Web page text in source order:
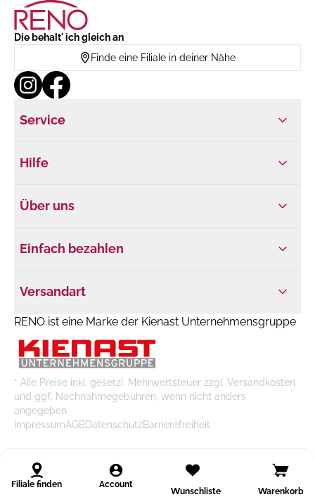
Filiale finden Account
Wunschliste Warenkorb
Die behalt' ich gleich an
Finde eine Filiale in deiner Nähe
Service
Hilfe
Über uns
Einfach bezahlen
Versandart
RENO ist eine Marke der Kienast Unternehmensgruppe
* Alle Preise inkl. gesetzl. Mehrwertsteuer zzgl. Versandkosten
und ggf. Nachnahmegebühren, wenn nicht anders
angegeben
ImpressumAGBDatenschutzBarrierefreiheit